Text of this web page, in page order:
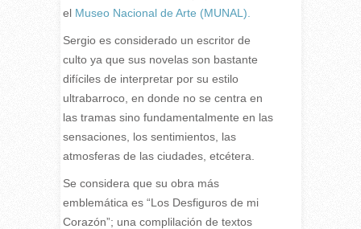
el Museo Nacional de Arte (MUNAL).
Sergio es considerado un escritor de
culto ya que sus novelas son bastante
difíciles de interpretar por su estilo
ultrabarroco, en donde no se centra en
las tramas sino fundamentalmente en las
sensaciones, los sentimientos, las
atmosferas de las ciudades, etcétera.
Se considera que su obra más
emblemática es “Los Desfiguros de mi
Corazón”; una complilación de textos